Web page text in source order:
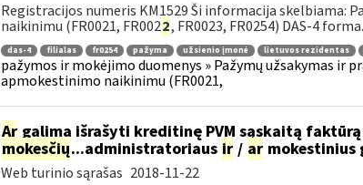
Registracijos numeris KM1529 Ši informacija skelbiama:
naikinimu (FR0021, FR0022, FR0023, FR0254) DAS-4
das-4 filialas fr0254 pažyma užsienio įmonė lietuvos rezidentas
pažymos ir mokėjimo duomenys » Pažymų užsakymas ir
apmokestinimo naikinimu (FR0021,
Argalima išrašyti kreditinę PVM sąskaitą
mokesčių...administratoriaus ir/ armokestinius
Web turinio sąrašas 2018-11-22